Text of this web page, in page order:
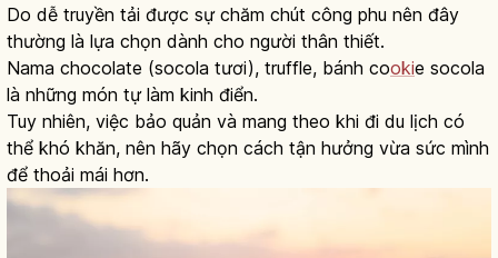
Do dễ truyền tải được sự chăm chút công phu nên đây
thường là lựa chọn dành cho người thân thiết.
Nama chocolate (socola tươi), truffle, bánh cookie socola
là những món tự làm kinh điển.
Tuy nhiên, việc bảo quản và mang theo khi đi du lịch có
thể khó khăn, nên hãy chọn cách tận hưởng vừa sức mình
để thoải mái hơn.